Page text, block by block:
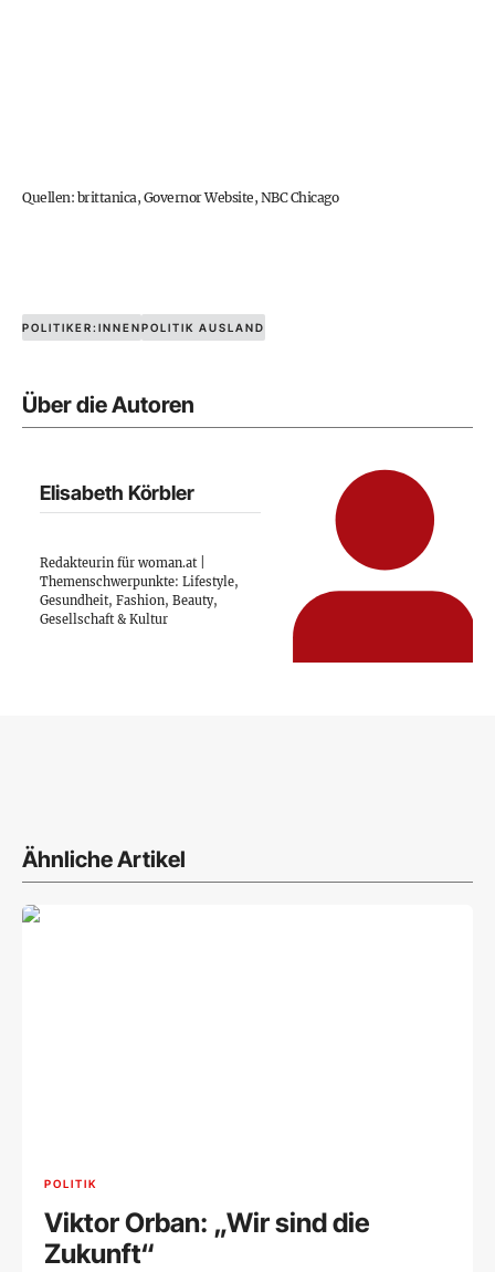
Quellen: brittanica, Governor Website, NBC Chicago
POLITIKER:INNENPOLITIK AUSLAND
Über die Autoren
Elisabeth Körbler
Redakteurin für woman.at |
Themenschwerpunkte: Lifestyle,
Gesundheit, Fashion, Beauty,
Gesellschaft & Kultur
Ähnliche Artikel
POLITIK
Viktor Orban: „Wir sind die
Zukunft“